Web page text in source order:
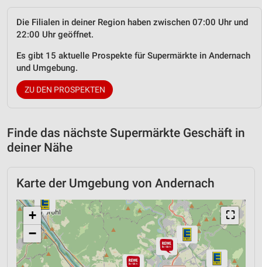
Die Filialen in deiner Region haben zwischen 07:00 Uhr und
22:00 Uhr geöffnet.
Es gibt 15 aktuelle Prospekte für Supermärkte in Andernach
und Umgebung.
ZU DEN PROSPEKTEN
Finde das nächste Supermärkte Geschäft in
deiner Nähe
Karte der Umgebung von Andernach
⛶
+
−